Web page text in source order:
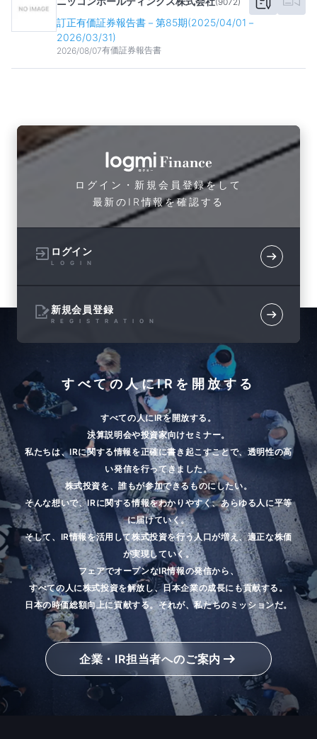
訂正有価証券報告書－第85期(2025/04/01－
2026/03/31)
2026/08/07有価証券報告書
ログイン・新規会員登録をして
最新のIR情報を確認する
ログイン
LOGIN
新規会員登録
REGISTRATION
すべての人にIRを開放する
企業・IR担当者へのご案内
すべての人にIRを開放する。
決算説明会や投資家向けセミナー。
私たちは、IRに関する情報を正確に書き起こすことで、透明性の高
い発信を行ってきました。
株式投資を、誰もが参加できるものにしたい。
そんな想いで、IRに関する情報をわかりやすく、あらゆる人に平等
に届けていく。
そして、IR情報を活用して株式投資を行う人口が増え、適正な株価
が実現していく。
フェアでオープンなIR情報の発信から、
すべての人に株式投資を解放し、日本企業の成長にも貢献する。
日本の時価総額向上に貢献する。それが、私たちのミッションだ。